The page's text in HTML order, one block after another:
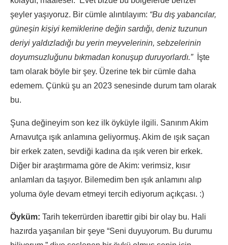
şeyler yaşıyoruz. Bir cümle alıntılayım: “Bu dış yabancılar,
güneşin kişiyi kemiklerine değin sardığı, deniz tuzunun
deriyi yaldızladığı bu yerin meyvelerinin, sebzelerinin
doyumsuzluğunu bıkmadan konuşup duruyorlardı.”İşte
tam olarak böyle bir şey. Üzerine tek bir cümle daha
edemem. Çünkü şu an 2023 senesinde durum tam olarak
bu.
Şuna değineyim son kez ilk öyküyle ilgili. Sanırım Akim
Arnavutça ışık anlamına geliyormuş. Akim de ışık saçan
bir erkek zaten, sevdiği kadına da ışık veren bir erkek.
Diğer bir araştırmama göre de Akim: verimsiz, kısır
anlamları da taşıyor. Bilemedim ben ışık anlamını alıp
yoluma öyle devam etmeyi tercih ediyorum açıkçası. :)
Öyküm: Tarih tekerrürden ibarettir gibi bir olay bu. Hali
hazırda yaşanılan bir şeye “Seni duyuyorum. Bu durumu